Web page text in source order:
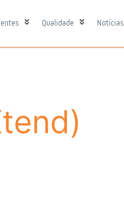
Qualidade Notícias